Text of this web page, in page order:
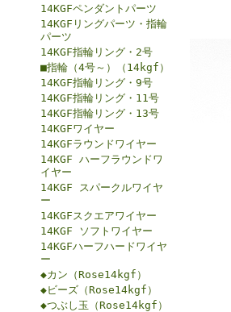
14KGFペンダントパーツ
14KGFリングパーツ・指輪
パーツ
14KGF指輪リング・2号
■指輪（4号～）（14kgf）
14KGF指輪リング・9号
14KGF指輪リング・11号
14KGF指輪リング・13号
14KGFワイヤー
14KGFラウンドワイヤー
14KGF ハーフラウンドワ
イヤー
14KGF スパークルワイヤ
ー
14KGFスクエアワイヤー
14KGF ソフトワイヤー
14KGFハーフハードワイヤ
ー
◆カン（Rose14kgf）
◆ビーズ（Rose14kgf）
◆つぶし玉（Rose14kgf）